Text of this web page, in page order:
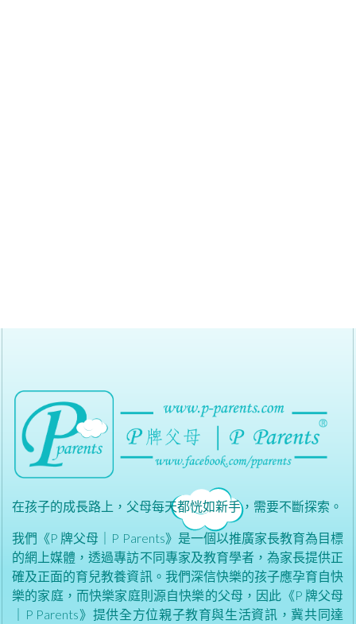
在孩子的成長路上，父母每天都恍如新手，需要不斷探索。
我們《P 牌父母｜P Parents》是一個以推廣家長教育為目標
的網上媒體，透過專訪不同專家及教育學者，為家長提供正
確及正面的育兒教養資訊。我們深信快樂的孩子應孕育自快
樂的家庭，而快樂家庭則源自快樂的父母，因此《P 牌父母
｜P Parents》提供全方位親子教育與生活資訊，冀共同達